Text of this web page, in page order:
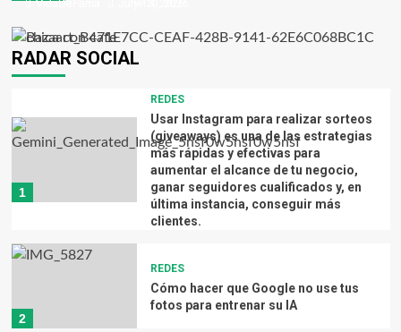
“Spider-Man: Brand New Day” rebasa los mil
millones de dólares en tiempo récord
August 6, 2026
VidaDeFama
VidaDeFama
RADAR SOCIAL
1
REDES
Usar Instagram para realizar sorteos
(giveaways) es una de las estrategias
más rápidas y efectivas para
aumentar el alcance de tu negocio,
ganar seguidores cualificados y, en
última instancia, conseguir más
clientes.
2
REDES
Cómo hacer que Google no use tus
fotos para entrenar su IA